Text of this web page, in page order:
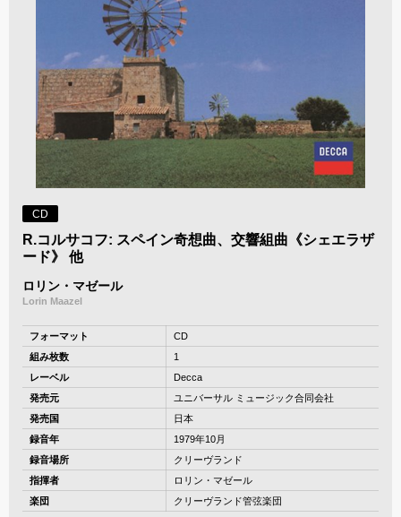
CD
R.コルサコフ: スペイン奇想曲、交響組曲《シェエラザ
ード》 他
ロリン・マゼール
Lorin Maazel
フォーマット
CD
組み枚数
1
レーベル
Decca
発売元
ユニバーサル ミュージック合同会社
発売国
日本
録音年
1979年10月
録音場所
クリーヴランド
指揮者
ロリン・マゼール
楽団
クリーヴランド管弦楽団